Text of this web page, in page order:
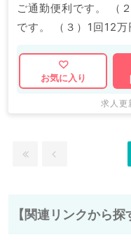
ご通勤便利です。 （
です。 （３）1回12
医療機関求人はもち
業医等の企業系求人
詳細等はお気軽にお
お気に入り
求人
【関連リンクから探